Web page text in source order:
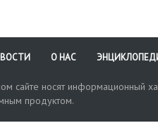
О НАС
сайте носят информационный
продуктом.